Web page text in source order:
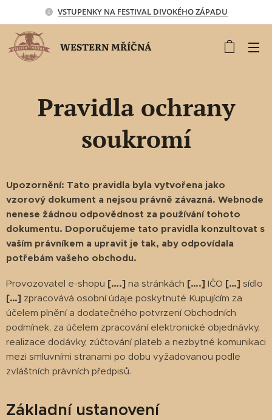
VSTUPENKY NA FESTIVAL DIVOKÉHO ZÁPADU
WESTERN MŘÍČNÁ
Pravidla ochrany
soukromí
Upozornění: Tato pravidla byla vytvořena jako
vzorový dokument a nejsou právně závazná. Webnode
nenese žádnou odpovědnost za používání tohoto
dokumentu. Doporučujeme tato pravidla konzultovat s
vaším právníkem a upravit je tak, aby odpovídala
potřebám vašeho obchodu.
Provozovatel e-shopu [….] na stránkách [….] IČO […] sídlo
[…] zpracovává osobní údaje poskytnuté Kupujícím za
účelem plnění a dodatečného potvrzení Obchodních
podmínek, za účelem zpracování elektronické objednávky,
realizace dodávky, zúčtování plateb a nezbytné komunikaci
mezi smluvními stranami po dobu vyžadovanou podle
zvláštních právních předpisů.
Základní ustanovení